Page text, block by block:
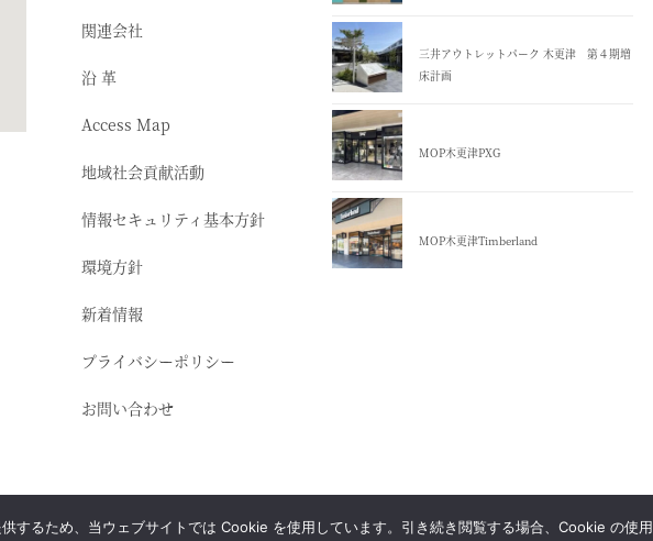
関連会社
沿 革
Access Map
地域社会貢献活動
情報セキュリティ基本方針
環境方針
新着情報
プライバシーポリシー
お問い合わせ
三井アウトレットパーク 木更津 第４期増
床計画
MOP木更津PXG
MOP木更津Timberland
Copyright © 株式会社 小林工芸社 All Rights Reserved.
するため、当ウェブサイトでは Cookie を使用しています。引き続き閲覧する場合、Cookie の使